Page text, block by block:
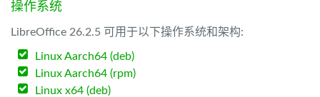
操作系统
LibreOffice 26.2.5 可用于以下操作系统和架构:
Linux Aarch64 (deb)
Linux Aarch64 (rpm)
Linux x64 (deb)